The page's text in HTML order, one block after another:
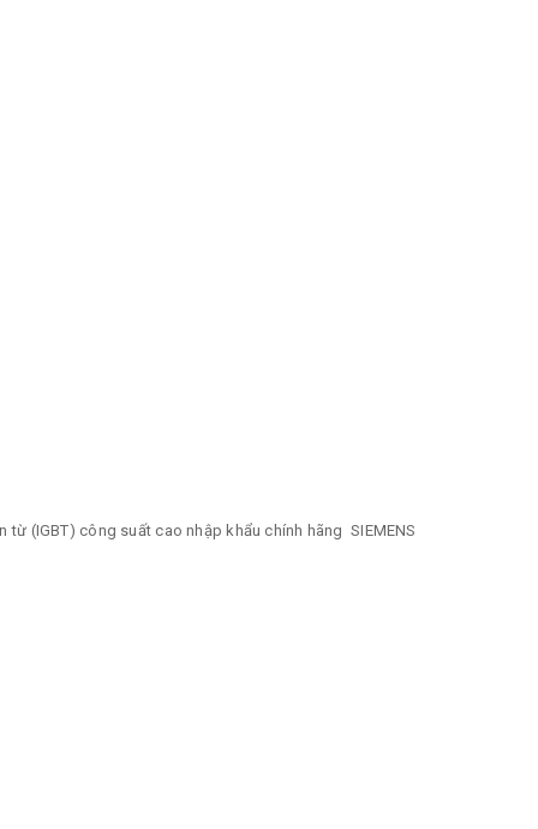
(IGBT) công suất cao nhập khẩu chính hãng SIEMENS